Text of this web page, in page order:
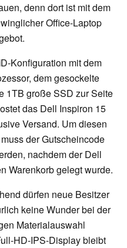
denn dort ist mit dem
Office-Laptop
Konfiguration mit dem
dem gesockelte
1TB große SSD zur Seite
das Dell Inspiron 15
Versand. Um diesen
der Gutscheincode
nachdem der Dell
Warenkorb gelegt wurde.
dürfen neue Besitzer
keine Wunder bei der
Materialauswahl
HD-IPS-Display bleibt